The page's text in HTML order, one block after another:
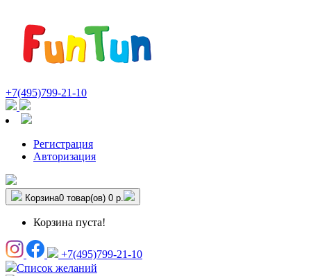
+7(495)799-21-10
Регистрация
Авторизация
Корзина0 товар(ов) 0 р.
Корзина пуста!
+7(495)799-21-10
Список желаний